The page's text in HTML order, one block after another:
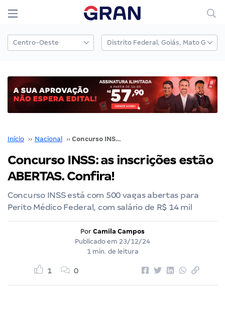
Início ›› Nacional ›› Concurso INSS: as inscrições estão ABERTAS. Confira!
Concurso INSS: as inscrições estão
ABERTAS. Confira!
Concurso INSS está com 500 vagas abertas para
Perito Médico Federal, com salário de R$ 14 mil
Por Camila Campos
Publicado em 23/12/24
1 min. de leitura
1 0